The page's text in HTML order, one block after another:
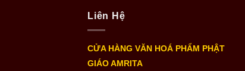
Liên Hệ
CỬA HÀNG VĂN HOÁ PHẨM PHẬT
GIÁO AMRITA